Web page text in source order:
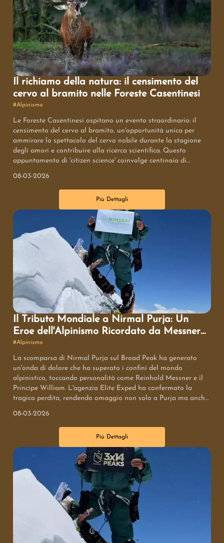
Il richiamo della natura: il censimento del
cervo al bramito nelle Foreste Casentinesi
#Alpinismo
Le Foreste Casentinesi ospitano un evento straordinario: il
censimento del cervo al bramito, un'opportunità unica per
ammirare lo spettacolo del cervo nobile durante la stagione
degli amori e contribuire alla ricerca scientifica. Questo
appuntamento di 'citizen science' coinvolge centinaia di
tecnologie avanzate come la 'BramitAPP'. Un'esperienza
immersiva nella natura per appassionati e curiosi.
08-03-2026
Più Dettagli
Il Tributo Mondiale a Nirmal Purja: Un
Eroe dell'Alpinismo Ricordato da Messner
al Principe William
#Alpinismo
La scomparsa di Nirmal Purja sul Broad Peak ha generato
un'onda di dolore che ha superato i confini del mondo
alpinistico, toccando personalità come Reinhold Messner e il
Principe William. L'agenzia Elite Exped ha confermato la
tragica perdita, rendendo omaggio non solo a Purja ma anche
nell'alpinismo himalayano e il suo ruolo nel valorizzare gli
alpinisti nepalesi a livello internazionale. Un'eredità fatta di
primati, altruismo e un impatto profondo sul mondo della
08-03-2026
Più Dettagli